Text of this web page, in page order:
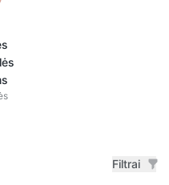
Filtrai